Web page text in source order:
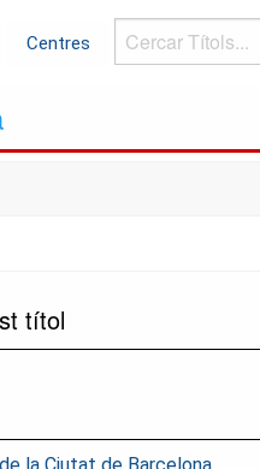
Centres
Cercar
Títols...
títol